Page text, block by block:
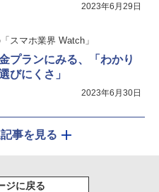
2023年6月29日
スマホ業界 Watch」
プランにみる、「わかり
びにくさ」
2023年6月30日
事を見る
ジに戻る